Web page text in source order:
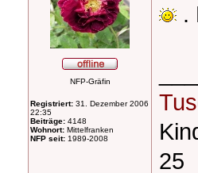
NFP-Gräfin
Registriert: 31. Dezember 2006
22:35
Beiträge: 4148
Wohnort: Mittelfranken
NFP seit: 1989-2008
.
25